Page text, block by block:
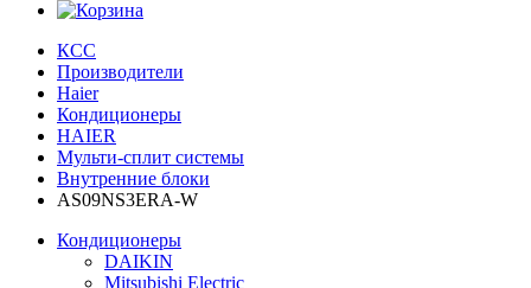
КСС
Производители
Haier
Кондиционеры
HAIER
Мульти-сплит системы
Внутренние блоки
AS09NS3ERA-W
Кондиционеры
DAIKIN
Mitsubishi Electric